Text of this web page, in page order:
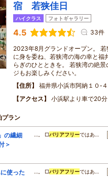
宿 若狭佳日
ハイクラス フォトギャラリー
4.5 33件
2023年8月グランドオープン。
に身を委ね、若狭湾の海の幸と福
らぎのひとときを。 若狭湾の絶
ジもお楽しみください。
住所
福井県小浜市阿納１０‐４
アクセス
小浜駅より車で20分
プラン
の繊細
＞
…。 □バリアフリーではあ…
使った
…。 □バリアフリーではあ…